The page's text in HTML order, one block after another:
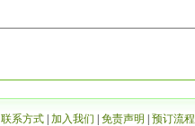
联系方式 加入我们 免责声明 预订流程